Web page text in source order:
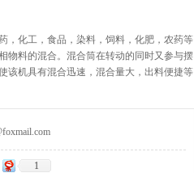
，化工，食品，染料，饲料，化肥，农药等
物料的混合。混合筒在转动的同时又参与摆
该机具有混合迅速，混合量大，出料便捷等
1